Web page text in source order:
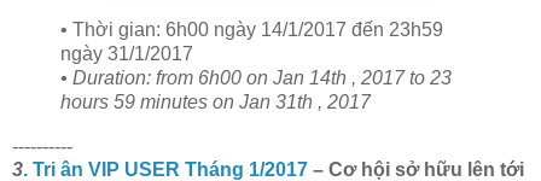
• Thời gian: 6h00 ngày 14/1/2017 đến 23h59
ngày 31/1/2017
• Duration: from 6h00 on Jan 14th , 2017 to 23
hours 59 minutes on Jan 31th , 2017
----------
3. Tri ân VIP USER Tháng 1/2017 – Cơ hội sở hữu lên tới